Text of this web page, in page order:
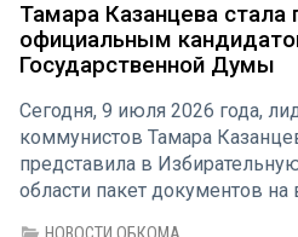
Тамара Казанцева
официальным
Государственной Думы
Сегодня, 9 июля 2026 года,
коммунистов Тамара
представила в
области пакет документов